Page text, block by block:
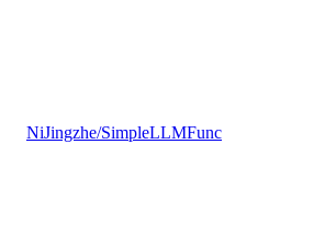
NiJingzhe/SimpleLLMFunc